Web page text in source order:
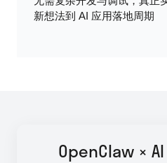
新想法到 AI 应用落地周期
OpenClaw ×